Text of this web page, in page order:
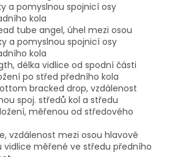
a pomyslnou spojnicí osy
kola
tube angel, úhel mezi osou
a pomyslnou spojnicí osy
kola
délka vidlice od spodní části
po střed předního kola
bracked drop, vzdálenost
spoj. středů kol a středu
měřenou od středového
vzdálenost mezi osou hlavové
vidlice měřené ve středu předního